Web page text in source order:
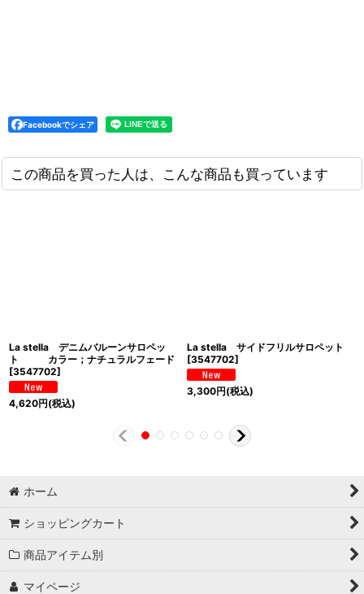
Facebookでシェア
この商品を買った人は、こんな商品も買っています
La stella デニムバルーンサロペッ
ト カラー；ナチュラルフェード
[3547702]
4,620円(税込)
La stella サイドフリルサロペット
[3547702]
3,300円(税込)
ホーム
ショッピングカート
商品アイテム別
マイページ